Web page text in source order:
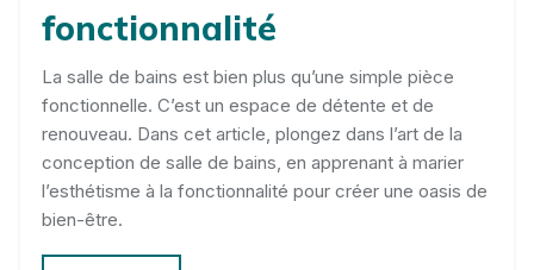
fonctionnalité
La salle de bains est bien plus qu’une simple pièce
fonctionnelle. C’est un espace de détente et de
renouveau. Dans cet article, plongez dans l’art de la
conception de salle de bains, en apprenant à marier
l’esthétisme à la fonctionnalité pour créer une oasis de
bien-être.